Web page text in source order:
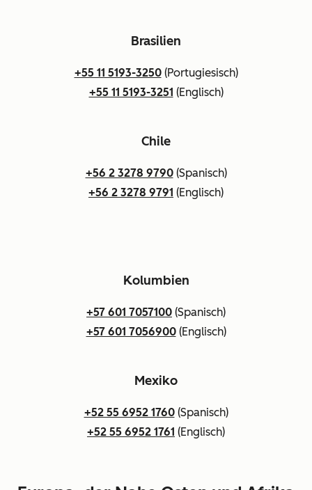
Brasilien
+55 11 5193-3250(Portugiesisch)
+55 11 5193-3251 (Englisch)
Chile
+56 2 3278 9790(Spanisch)
+56 2 3278 9791 (Englisch)
Kolumbien
+57 601 7057100 (Spanisch)
+57 601 7056900(Englisch)
Mexiko
+52 55 6952 1760(Spanisch)
+52 55 6952 1761 (Englisch)